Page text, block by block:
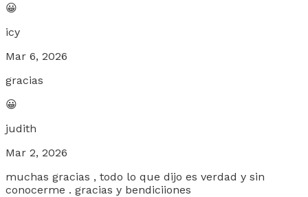
😀
icy
Mar 6, 2026
gracias
😀
judith
Mar 2, 2026
muchas gracias , todo lo que dijo es verdad y sin
conocerme . gracias y bendiciiones